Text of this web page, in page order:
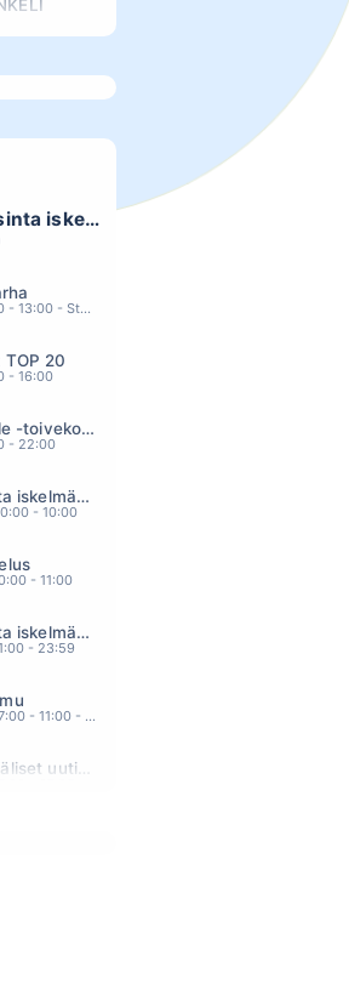
& SANI
Monipuolisinta iskelmää ja parasta poppia
Tänään klo 12:00 - 13:00 - Studiossa: Pinsiön Taimisto
TOP 20
- 16:00
SUN Viihteelle -toivekonsertti
- 22:00
Monipuolisinta iskelmää ja parasta poppia
- 10:00
- 11:00
Monipuolisinta iskelmää ja parasta poppia
- 23:59
Maanantai klo 07:00 - 11:00 - Studiossa: Kimmo Hoivassilta
Tampereenkiäliset uutiset